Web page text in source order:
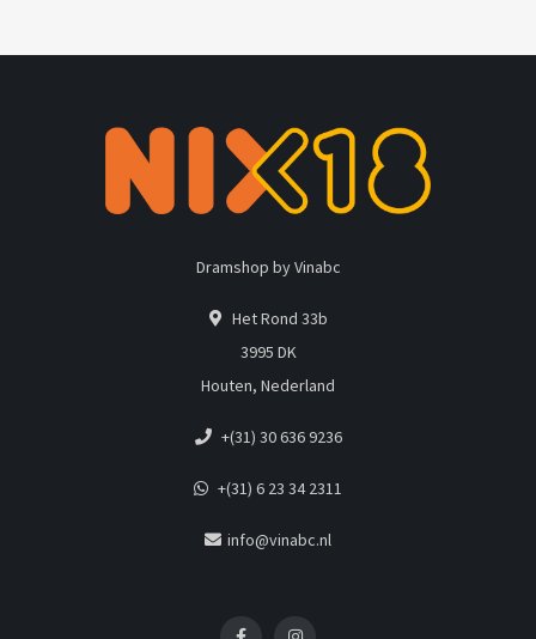
Dramshop by Vinabc
Het Rond 33b
3995 DK
Houten, Nederland
+(31) 30 636 9236
+(31) 6 23 34 2311
info@vinabc.nl